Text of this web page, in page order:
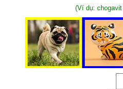
(Ví dụ: